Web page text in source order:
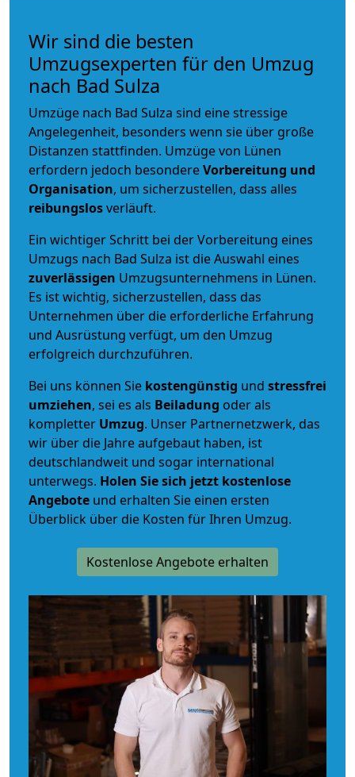
Wir sind die besten
Umzugsexperten für den Umzug
nach Bad Sulza
Umzüge nach Bad Sulza sind eine stressige
Angelegenheit, besonders wenn sie über große
Distanzen stattfinden. Umzüge von Lünen
erfordern jedoch besondereVorbereitung und
Organisation, um sicherzustellen, dass alles
reibungslosverläuft.
Ein wichtiger Schritt bei der Vorbereitung eines
Umzugs nach Bad Sulza ist die Auswahl eines
zuverlässigen Umzugsunternehmens in Lünen.
Es ist wichtig, sicherzustellen, dass das
Unternehmen über die erforderliche Erfahrung
und Ausrüstung verfügt, um den Umzug
erfolgreich durchzuführen.
Bei uns können Sie kostengünstig und stressfrei
umziehen, sei es als Beiladung oder als
kompletter Umzug. Unser Partnernetzwerk, das
wir über die Jahre aufgebaut haben, ist
deutschlandweit und sogar international
unterwegs. Holen Sie sich jetzt kostenlose
Angebote und erhalten Sie einen ersten
Überblick über die Kosten für Ihren Umzug.
Kostenlose Angebote erhalten